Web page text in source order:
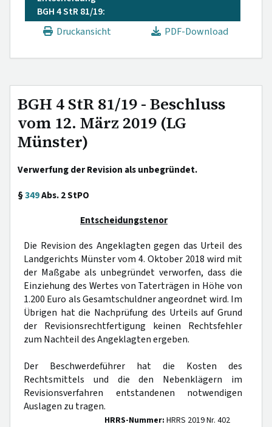
BGH 4 StR 81/19:
Druckansicht
PDF-Download
BGH 4 StR 81/19 - Beschluss
vom 12. März 2019 (LG
Münster)
Verwerfung der Revision als unbegründet.
§349Abs. 2 StPO
Entscheidungstenor
Die Revision des Angeklagten gegen das Urteil des
Landgerichts Münster vom 4. Oktober 2018 wird mit
der Maßgabe als unbegründet verworfen, dass die
Einziehung des Wertes von Taterträgen in Höhe von
1.200 Euro als Gesamtschuldner angeordnet wird. Im
Übrigen hat die Nachprüfung des Urteils auf Grund
der Revisionsrechtfertigung keinen Rechtsfehler
zum Nachteil des Angeklagten ergeben.
Der Beschwerdeführer hat die Kosten des
Rechtsmittels und die den Nebenklägern im
Revisionsverfahren entstandenen notwendigen
Auslagen zu tragen.
HRRS-Nummer: HRRS 2019 Nr. 402